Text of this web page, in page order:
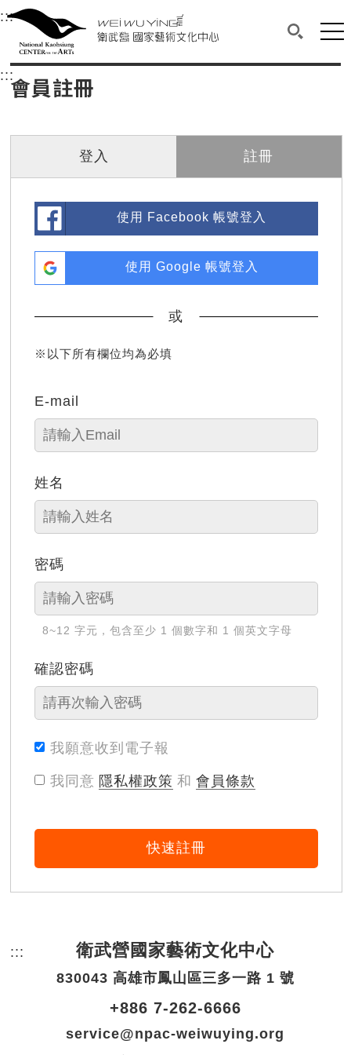
衛武營國家藝術文化中心
中央內容區塊，為本頁主要內容區。
:::選單連結區塊，此區塊列有本網站主要連結。
衛武營國家藝術文化中心
搜尋(開
網
::: 中央內容區塊，為本頁主要內容區。
會員註冊
登入 註冊
使用 Facebook 帳號登入
使用 Google 帳號登入
或
※以下所有欄位均為必填
E-mail
姓名
密碼
8~12 字元，包含至少 1 個數字和 1 個英文字母
確認密碼
我願意收到電子報
我同意 隱私權政策 和 會員條款
快速註冊
::: 頁尾網站資訊。
衛武營國家藝術文化中心
830043 高雄市鳳山區三多一路 1 號
+886 7-262-6666
service@npac-weiwuying.org